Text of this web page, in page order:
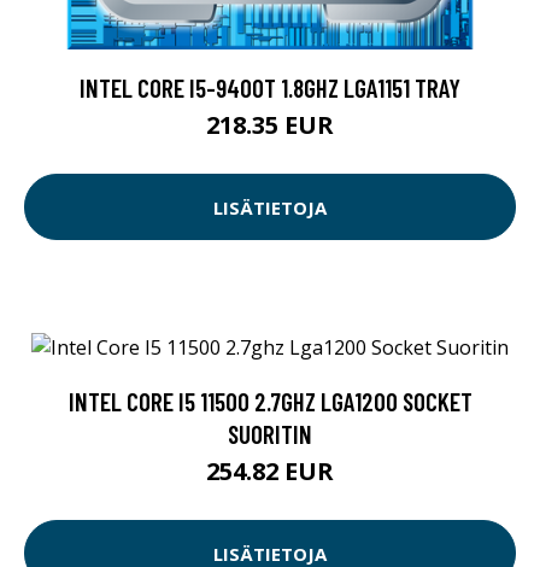
INTEL CORE I5-9400T 1.8GHZ LGA1151 TRAY
218.35 EUR
LISÄTIETOJA
INTEL CORE I5 11500 2.7GHZ LGA1200 SOCKET
SUORITIN
254.82 EUR
LISÄTIETOJA